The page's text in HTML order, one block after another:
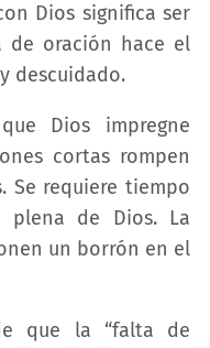
Dios significa ser
de oración hace el
descuidado.
Dios impregne
cortas rompen
Se requiere tiempo
plena de Dios. La
un borrón en el
que la “falta de